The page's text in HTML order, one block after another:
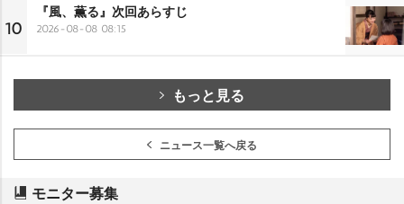
10
『風、薫る』次回あらすじ
2026-08-08 08:15
もっと見る
ニュース一覧へ戻る
モニター募集